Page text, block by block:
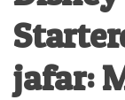
jafar: